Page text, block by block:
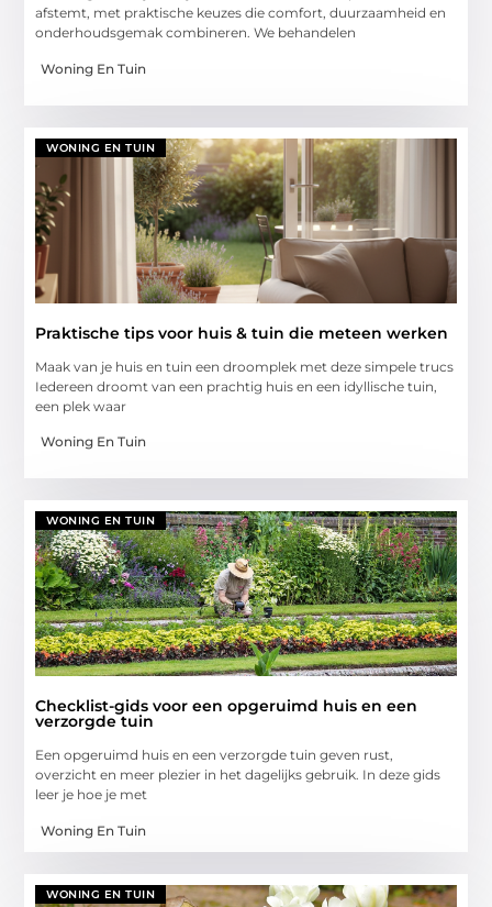
afstemt, met praktische keuzes die comfort, duurzaamheid en
onderhoudsgemak combineren. We behandelen
Woning En Tuin
WONING EN TUIN
Praktische tips voor huis & tuin die meteen werken
Maak van je huis en tuin een droomplek met deze simpele trucs
Iedereen droomt van een prachtig huis en een idyllische tuin,
een plek waar
Woning En Tuin
WONING EN TUIN
Checklist-gids voor een opgeruimd huis en een
verzorgde tuin
Een opgeruimd huis en een verzorgde tuin geven rust,
overzicht en meer plezier in het dagelijks gebruik. In deze gids
leer je hoe je met
Woning En Tuin
WONING EN TUIN